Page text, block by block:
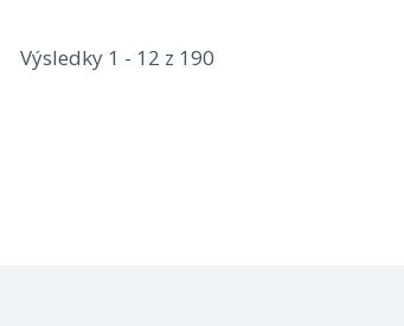
Výsledky 1 - 12 z 190